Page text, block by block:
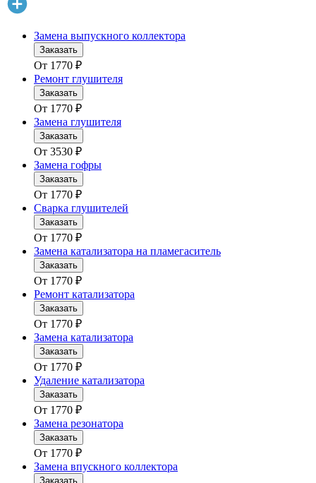
Замена выпускного коллектора
Заказать
От 1770 ₽
Ремонт глушителя
Заказать
От 1770 ₽
Замена глушителя
Заказать
От 3530 ₽
Замена гофры
Заказать
От 1770 ₽
Сварка глушителей
Заказать
От 1770 ₽
Замена катализатора на пламегаситель
Заказать
От 1770 ₽
Ремонт катализатора
Заказать
От 1770 ₽
Замена катализатора
Заказать
От 1770 ₽
Удаление катализатора
Заказать
От 1770 ₽
Замена резонатора
Заказать
От 1770 ₽
Замена впускного коллектора
Заказать